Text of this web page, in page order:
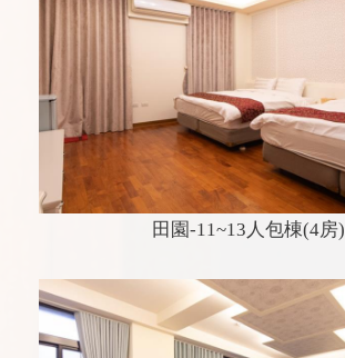
田園-11~13人包棟(4房)